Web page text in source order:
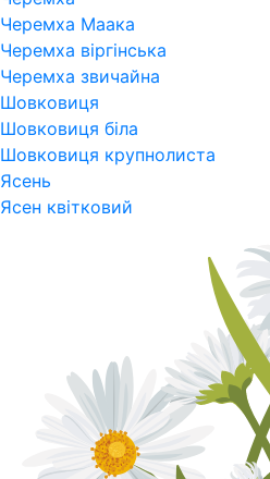
Черемха Маака
Черемха віргінська
Черемха звичайна
Шовковиця
Шовковиця біла
Шовковиця крупнолиста
Ясень
Ясен квітковий